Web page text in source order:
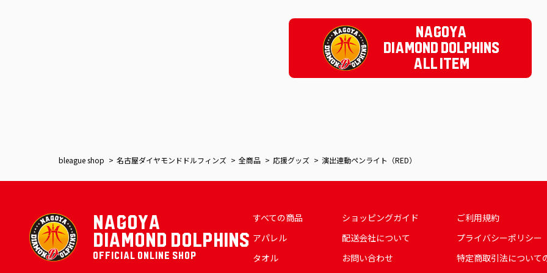
NAGOYA
DIAMOND DOLPHINS
ALL ITEM
bleague shop 名古屋ダイヤモンドドルフィンズ 全商品 応援グッズ 演出連動ペンライト（RED）
NAGOYA
DIAMOND DOLPHINS
OFFICIAL ONLINE SHOP
すべての商品
アパレル
タオル
ショッピングガイド
配送会社について
お問い合わせ
ご利用規約
プライバシーポリシー
特定商取引法について